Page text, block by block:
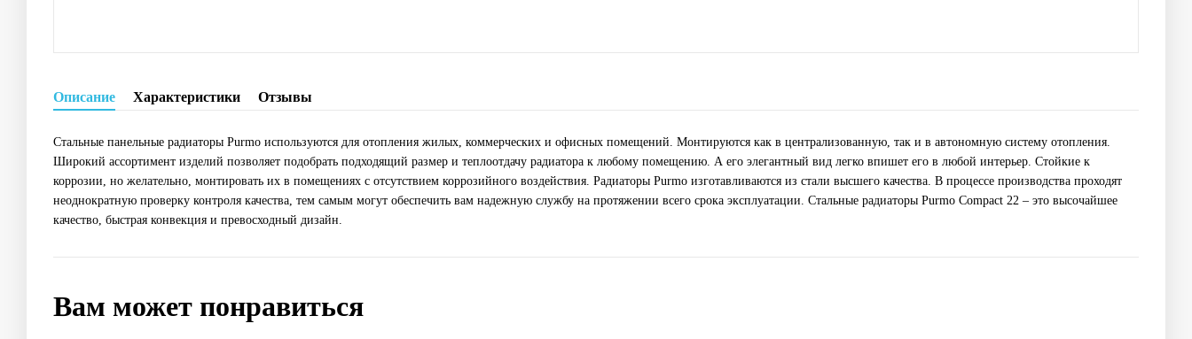
Описание Характеристики Отзывы
Стальные панельные радиаторы Purmo используются для отопления жилых, коммерческих и офисных помещений. Монтируются как в централизованную, так и в автономную систему отопления.
Широкий ассортимент изделий позволяет подобрать подходящий размер и теплоотдачу радиатора к любому помещению. А его элегантный вид легко впишет его в любой интерьер. Стойкие к
коррозии, но желательно, монтировать их в помещениях с отсутствием коррозийного воздействия. Радиаторы Purmo изготавливаются из стали высшего качества. В процессе производства проходят
неоднократную проверку контроля качества, тем самым могут обеспечить вам надежную службу на протяжении всего срока эксплуатации. Стальные радиаторы Purmo Compact 22 – это высочайшее
качество, быстрая конвекция и превосходный дизайн.
Вам может понравиться